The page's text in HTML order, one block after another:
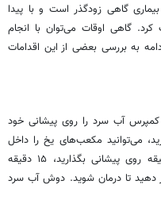
گاهی زودگذر است و با پیدا
گاهی اوقات می‌توان با انجام
به بررسی بعضی از این اقدامات
کمپرس آب سرد را روی پیشانی خود
می‌توانید مکعب‌های یخ را داخل
یک حوله قرار دهید، سپس حوله را ۱۵ دقیقه روی پیشانی بگذارید، ۱۵ دقیقه
دهید تا درمان شوید. دوش آب سرد